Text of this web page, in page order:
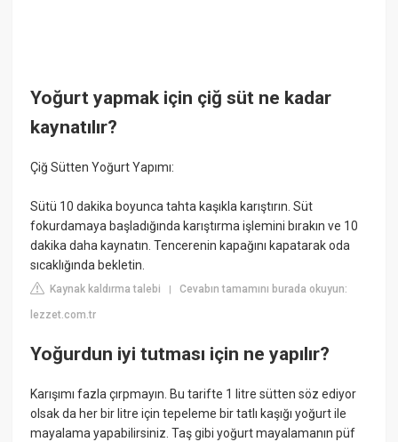
Yoğurt yapmak için çiğ süt ne kadar
kaynatılır?
Çiğ Sütten Yoğurt Yapımı:
Sütü 10 dakika boyunca tahta kaşıkla karıştırın. Süt
fokurdamaya başladığında karıştırma işlemini bırakın ve 10
dakika daha kaynatın. Tencerenin kapağını kapatarak oda
sıcaklığında bekletin.
Kaynak kaldırma talebi |Cevabın tamamını burada okuyun:
lezzet.com.tr
Yoğurdun iyi tutması için ne yapılır?
Karışımı fazla çırpmayın. Bu tarifte 1 litre sütten söz ediyor
olsak da her bir litre için tepeleme bir tatlı kaşığı yoğurt ile
mayalama yapabilirsiniz. Taş gibi yoğurt mayalamanın püf